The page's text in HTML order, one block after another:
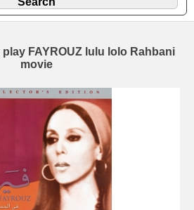
FAYROUZ lulu lolo Rahbani
movie